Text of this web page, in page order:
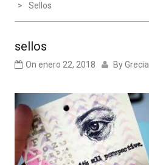
Sellos
sellos
On enero 22, 2018 ByGrecia